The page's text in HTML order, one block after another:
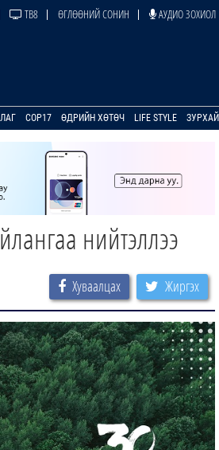
ТВ8 ӨГЛӨӨНИЙ СОНИН АУДИО ЗОХИОЛ
COP17 ӨДРИЙН ХӨТӨЧ LIFE STYLE ЗУРХАЙ
нийтэллээ
Хуваалцах Жиргэх